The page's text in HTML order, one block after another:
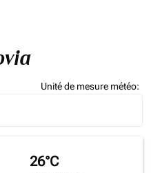
Unité de mesure météo:
26°C